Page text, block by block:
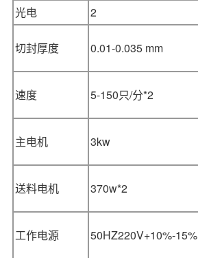
光电
2
切封厚度 0.01-0.035 mm
速度 5-150只/分*2
主电机 3kw
送料电机 370w*2
工作电源 50HZ220V+10%-15%